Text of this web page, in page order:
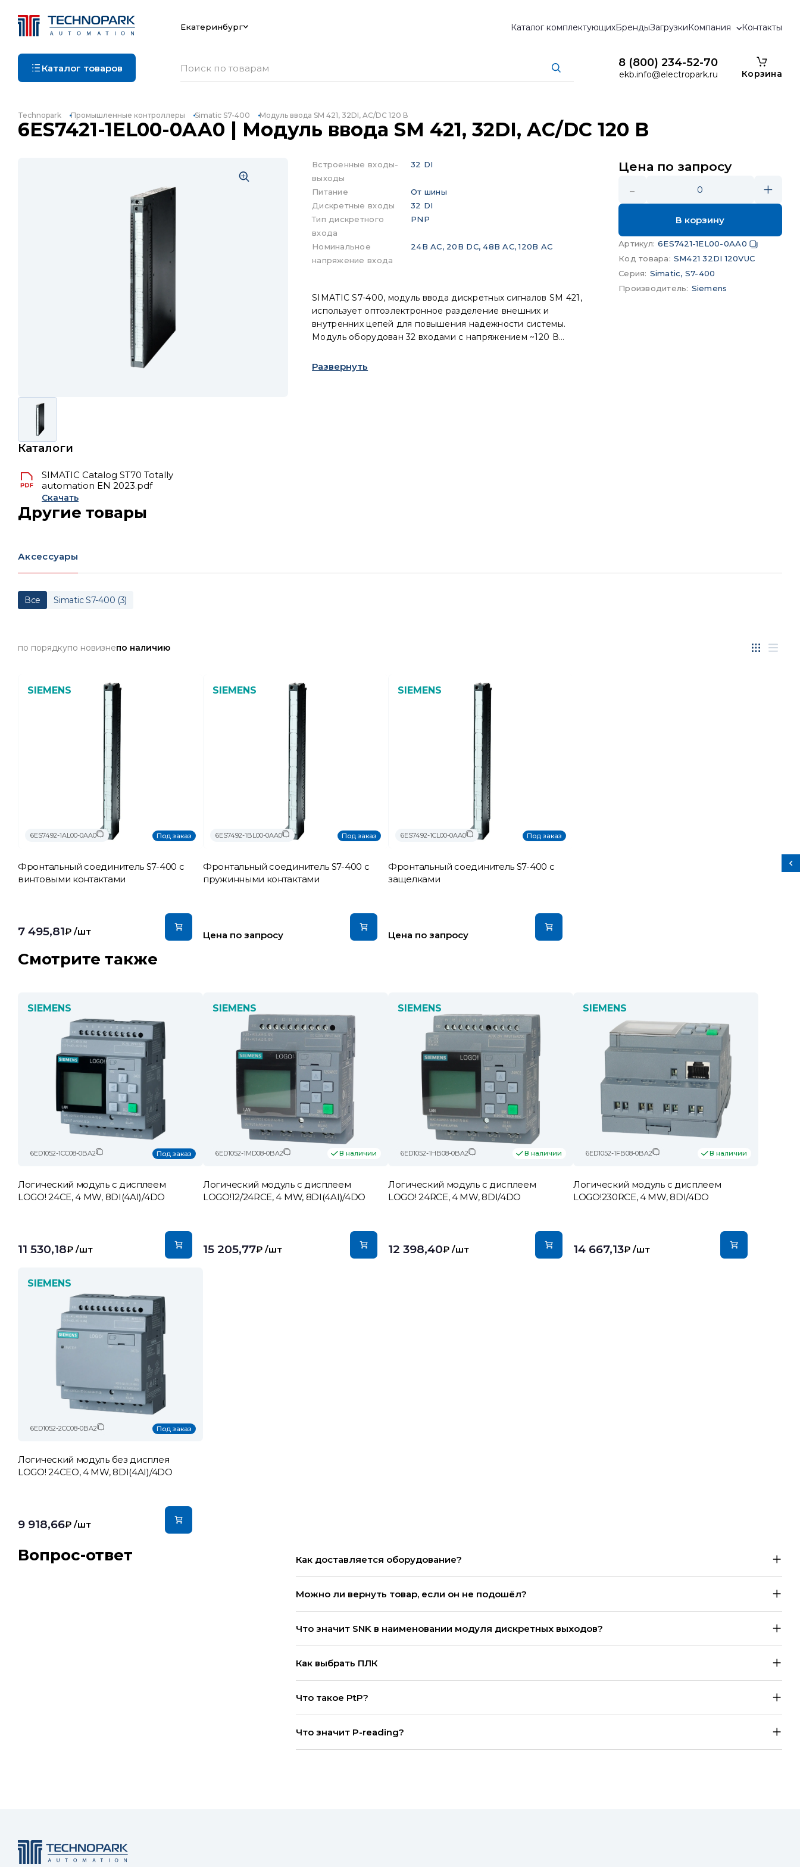
Екатеринбург Каталог комплектующихБрендыЗагрузкиКомпания Контакты
Каталог товаров 8 (800) 234-52-70
ekb.info@electropark.ru Корзина
Technopark Промышленные контроллеры Simatic S7-400 Модуль ввода SM 421, 32DI, AC/DC 120 В
6ES7421-1EL00-0AA0 | Модуль ввода SM 421, 32DI, AC/DC 120 В
Встроенные входы-
выходы
32 DI
Питание
От шины
Дискретные входы
32 DI
Тип дискретного
входа
PNP
Номинальное
напряжение входа
24В AC, 20В DC, 48В AC, 120В AC
SIMATIC S7-400, модуль ввода дискретных сигналов SM 421,
использует оптоэлектронное разделение внешних и
внутренних цепей для повышения надежности системы.
Модуль оборудован 32 входами с напряжением ~120 В
промышленных приложений. Фронтальный соединитель
Развернуть
Цена по запросу
- 0 +
В корзину
Артикул: 6ES7421-1EL00-0AA0
Код товара: SM421 32DI 120VUC
Серия: Simatic, S7-400
Производитель: Siemens
Каталоги
SIMATIC Catalog ST70 Totally
automation EN 2023.pdf
Скачать
Другие товары
Аксессуары
Все Simatic S7-400 (3)
по порядкупо новизнепо наличию
SIEMENS
6ES7492-1AL00-0AA0 Под заказ
Фронтальный соединитель S7-400 с
винтовыми контактами
7 495,81₽ /шт
SIEMENS
6ES7492-1BL00-0AA0 Под заказ
Фронтальный соединитель S7-400 с
пружинными контактами
Цена по запросу
SIEMENS
6ES7492-1CL00-0AA0 Под заказ
Фронтальный соединитель S7-400 с
защелками
Цена по запросу
Смотрите также
SIEMENS
6ED1052-1CC08-0BA2 Под заказ
Логический модуль c дисплеем
LOGO! 24CE, 4 MW, 8DI(4AI)/4DO
11 530,18₽ /шт
SIEMENS
6ED1052-1MD08-0BA2 В наличии
Логический модуль c дисплеем
LOGO!12/24RCE, 4 MW, 8DI(4AI)/4DO
15 205,77₽ /шт
SIEMENS
6ED1052-1HB08-0BA2 В наличии
Логический модуль c дисплеем
LOGO! 24RCE, 4 MW, 8DI/4DO
12 398,40₽ /шт
SIEMENS
6ED1052-1FB08-0BA2 В наличии
Логический модуль c дисплеем
LOGO!230RCE, 4 MW, 8DI/4DO
14 667,13₽ /шт
SIEMENS
6ED1052-2CC08-0BA2 Под заказ
Логический модуль без дисплея
LOGO! 24CEO, 4 MW, 8DI(4AI)/4DO
9 918,66₽ /шт
Вопрос-ответ Как доставляется оборудование?
Можно ли вернуть товар, если он не подошёл?
Что значит SNK в наименовании модуля дискретных выходов?
Как выбрать ПЛК
Что такое PtP?
Что значит P-reading?